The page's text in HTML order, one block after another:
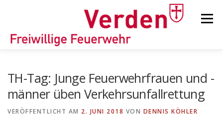
Menü
TH-Tag: Junge Feuerwehrfrauen und -
männer üben Verkehrsunfallrettung
VERÖFFENTLICHT AM 2. JUNI 2018 VON DENNIS KÖHLER